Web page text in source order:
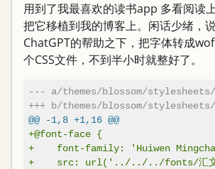
用到了我最喜欢的读书app 多看阅读
把它移植到我的博客上。闲话少绪，
ChatGPT的帮助之下，把字体转成
个CSS文件，不到半小时就整好了。
--- a/themes/blossom/
+++ b/themes/blossom/
@@ -1,8 +1,16 @@
+@font-face {
+    font-family: 'Huiwen
+    src: url('../../../fonts/汇文